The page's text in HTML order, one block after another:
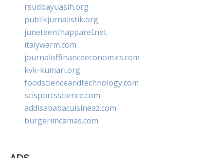
rsudbayuasih.org
publikjurnalistik.org
juneteenthapparel.net
italywarm.com
journaloffinanceeconomics.com
kvk-kumari.org
foodscienceandtechnology.com
scisportsscience.com
addisababacuisineaz.com
burgerimcamas.com